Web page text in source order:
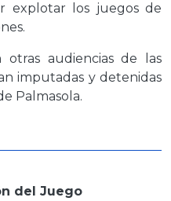
explotar los juegos de
otras audiencias de las
imputadas y detenidas
Palmasola.
del Juego